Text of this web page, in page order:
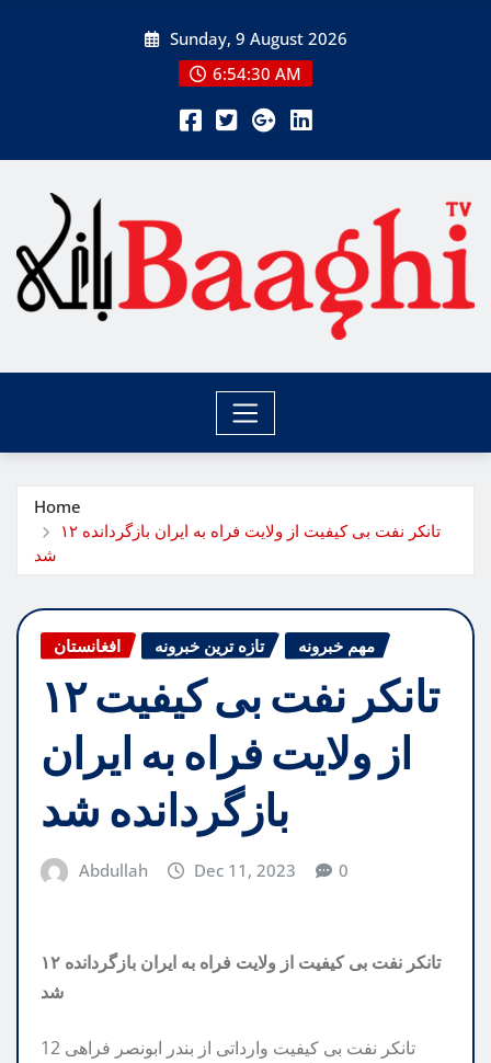
Sunday, 9 August 2026
6:54:31 AM
Home
۱۲ تانکر نفت بی کیفیت از ولایت فراه به ایران بازگردانده
شد
افغانستان تازه ترین خبرونه مهم خبرونه
۱۲ تانکر نفت بی کیفیت
از ولایت فراه به ایران
بازگردانده شد
Abdullah Dec 11, 2023 0
۱۲ تانکر نفت بی کیفیت از ولایت فراه به ایران بازگردانده
شد
12 تانکر نفت بی کیفیت وارداتی از بندر ابونصر فراهی